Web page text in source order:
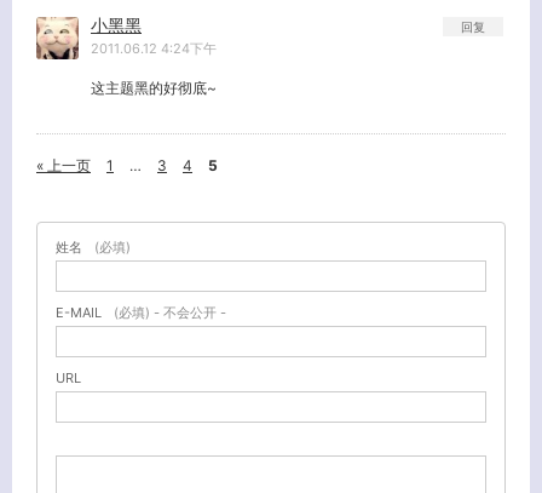
小黑黑
2011.06.12 4:24下午
这主题黑的好彻底~
回复
« 上一页 1 … 3 4 5
姓名 (必填)
E-MAIL (必填) - 不会公开 -
URL